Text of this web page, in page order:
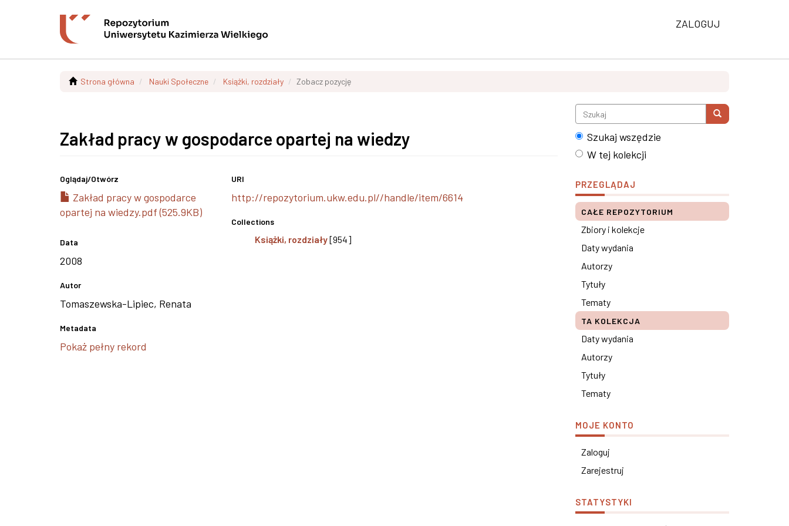
ZALOGUJ
Strona główna Nauki Społeczne Książki, rozdziały Zobacz pozycję
Zakład pracy w gospodarce opartej na wiedzy
Oglądaj/Otwórz
Zakład pracy w gospodarce
opartej na wiedzy.pdf (525.9KB)
Data
2008
Autor
Tomaszewska-Lipiec, Renata
Metadata
Pokaż pełny rekord
URI
http://repozytorium.ukw.edu.pl//handle/item/6614
Collections
Książki, rozdziały[954]
Szukaj wszędzie
W tej kolekcji
PRZEGLĄDAJ
CAŁE REPOZYTORIUM
Zbiory i kolekcje
Daty wydania
Autorzy
Tytuły
Tematy
TA KOLEKCJA
Daty wydania
Autorzy
Tytuły
Tematy
MOJE KONTO
Zaloguj
Zarejestruj
STATYSTYKI